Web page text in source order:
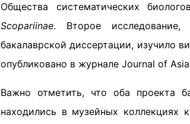
Общества систематических
Scopariinae. Второе
бакалаврской диссертации, изучило
опубликовано в журнале Journal of
Важно отметить, что оба проекта
находились в музейных коллекциях